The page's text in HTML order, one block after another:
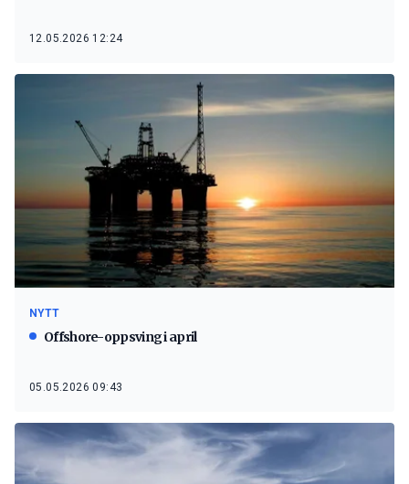
12.05.2026 12:24
NYTT
Offshore-oppsving i april
05.05.2026 09:43